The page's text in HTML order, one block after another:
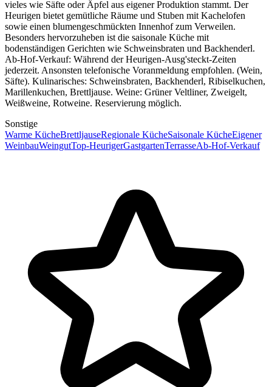
vieles wie Säfte oder Äpfel aus eigener Produktion stammt. Der
Heurigen bietet gemütliche Räume und Stuben mit Kachelofen
sowie einen blumengeschmückten Innenhof zum Verweilen.
Besonders hervorzuheben ist die saisonale Küche mit
bodenständigen Gerichten wie Schweinsbraten und Backhenderl.
Ab-Hof-Verkauf: Während der Heurigen-Ausg'steckt-Zeiten
jederzeit. Ansonsten telefonische Voranmeldung empfohlen. (Wein,
Säfte). Kulinarisches: Schweinsbraten, Backhenderl, Ribiselkuchen,
Marillenkuchen, Brettljause. Weine: Grüner Veltliner, Zweigelt,
Weißweine, Rotweine. Reservierung möglich.
Sonstige
Warme KücheBrettljauseRegionale KücheSaisonale KücheEigener
WeinbauWeingutTop-HeurigerGastgartenTerrasseAb-Hof-Verkauf